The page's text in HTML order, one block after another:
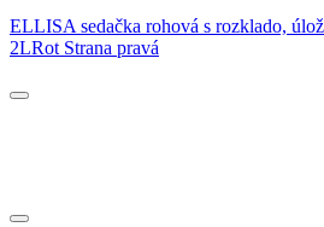
ELLISA sedačka rohová s rozklado,
2LRot Strana pravá